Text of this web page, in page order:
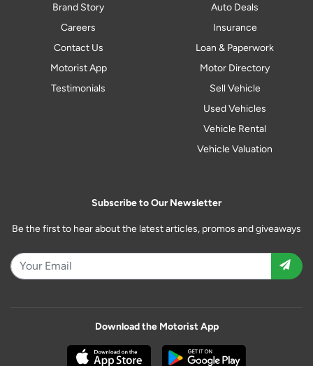
Brand Story
Careers
Contact Us
Motorist App
Testimonials
Auto Deals
Insurance
Loan & Paperwork
Motor Directory
Sell Vehicle
Used Vehicles
Vehicle Rental
Vehicle Valuation
Subscribe to Our Newsletter
Be the first to hear about the latest articles, promos and giveaways
Download the Motorist App